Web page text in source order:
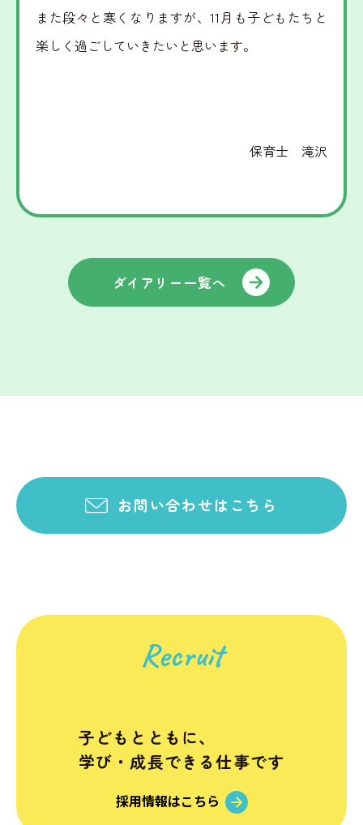
また段々と寒くなりますが、11月も子どもたちと
楽しく過ごしていきたいと思います。
保育士 滝沢
ダイアリー一覧へ
お問い合わせはこちら
Recruit
子どもとともに、
学び・成長できる仕事です
採用情報はこちら